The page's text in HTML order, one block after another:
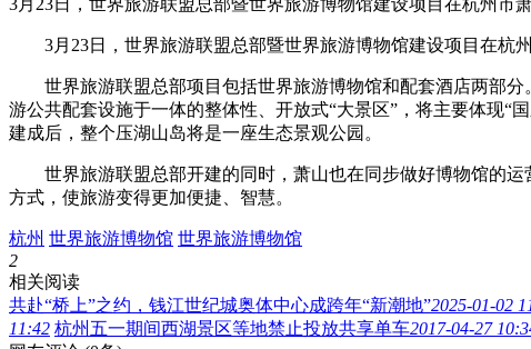
3月23日，世界旅游联盟总部暨世界旅游博物馆建设项目在杭州
世界旅游联盟总部项目包括世界旅游博物馆和配套酒店两部分
游公共配套设施于一体的整体性、开放式“大景区”，将主要体现“
建成后，整个压湖山岛将是一座生态景观公园。
世界旅游联盟总部开建的同时，萧山也在同步做好博物馆的运
方式，使旅游变得更加便捷、智慧。
杭州 世界旅游博物馆 世界旅游博物馆
2
相关阅读
共赴“桥上”之约，钱江世纪城奥体中心成跨年“新潮地”2025-01-02
11:42 杭州五一期间西湖景区等地禁止投放共享单车2017-04-27